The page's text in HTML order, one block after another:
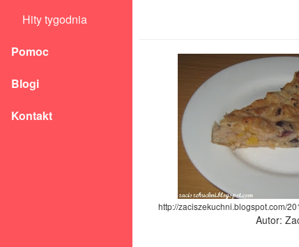
Hity tygodnia
Pomoc
Blogi
Kontakt
http://zaciszekuchni.blogspot.com/
Autor: